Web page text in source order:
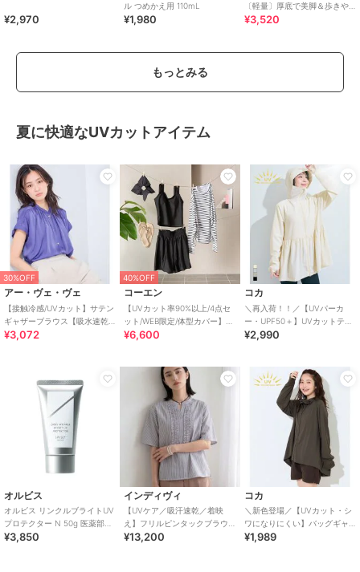
¥2,970
ル つめかえ用 110mL
¥1,980
〔軽量〕厚底で美脚＆歩きや
すい！疲れにくいフィット感
¥3,520
もっとみる
夏に快適なUVカットアイテム
30%OFF
アー・ヴェ・ヴェ
【接触冷感/UVカット】サテン
ギャザーブラウス【吸水速乾/
イージーケア】
¥3,072
40%OFF
コーエン
【UVカット率90%以上/4点セ
ット/WEB限定/体型カバー】シ
ュシュ付きアソートスイムウ
¥6,600
コカ
＼再入荷！！／【UVパーカ
ー・UPF50＋】UVカットティ
アードパーカー 全4色
¥2,990
オルビス
オルビス リンクルブライトUV
プロテクター N 50g 医薬部外
品（顔用日焼け止め）
¥3,850
インディヴィ
【UVケア／吸汗速乾／着映
え】フリルピンタックブラウ
ス
¥13,200
コカ
＼新色登場／【UVカット・シ
ワになりにくい】バッグギャ
ザーUVパーカー 全4色
¥1,989